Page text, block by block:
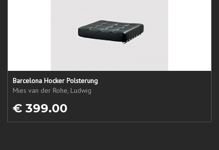
Barcelona Hocker Polsterung
Mies van der Rohe, Ludwig
€ 399.00